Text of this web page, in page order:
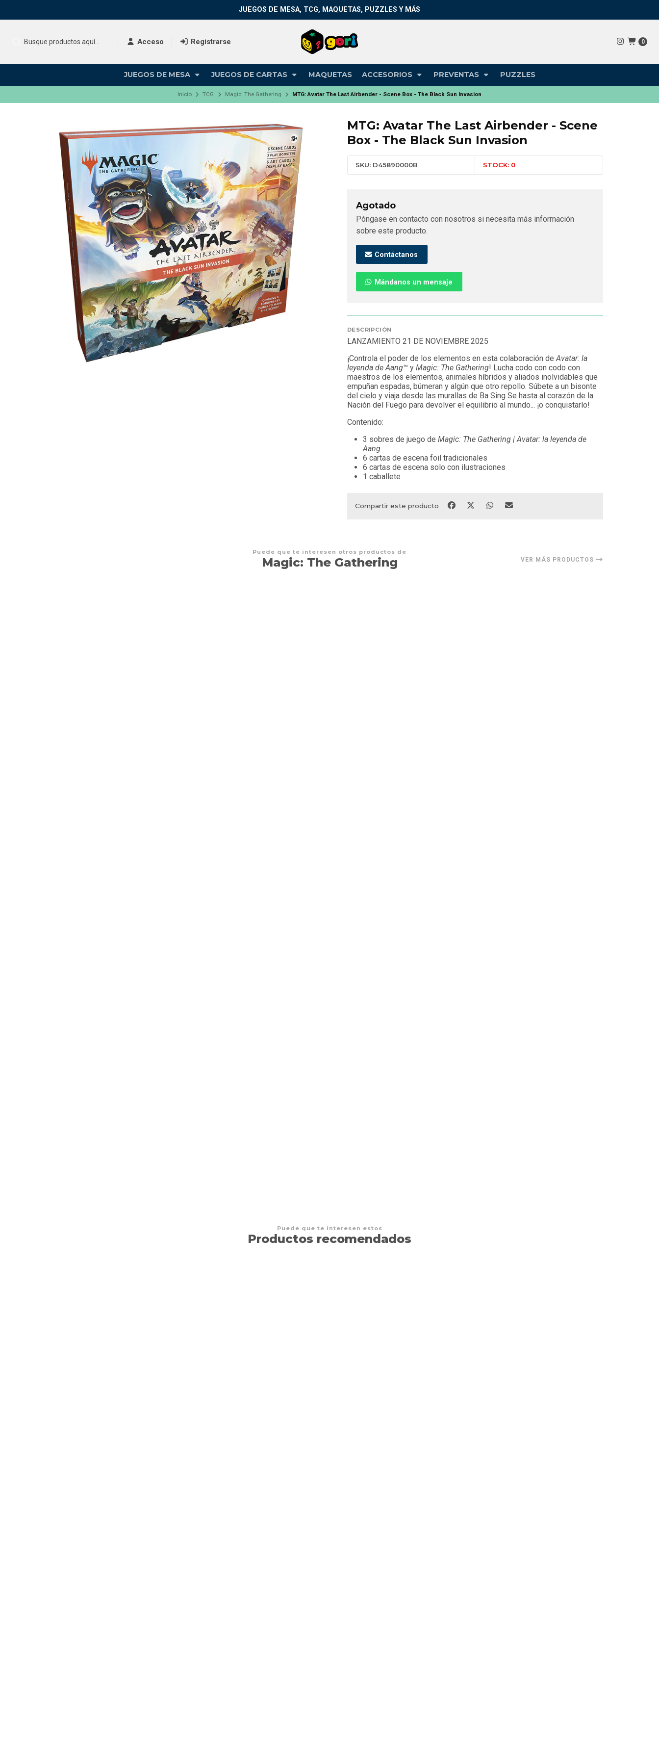
Acceso Registrarse 0
JUEGOS DE MESA JUEGOS DE CARTAS MAQUETAS ACCESORIOS PREVENTAS PUZZLES
JUEGOS DE MESA, TCG, MAQUETAS, PUZZLES Y MÁS
Inicio TCG Magic: The Gathering MTG: Avatar The Last Airbender - Scene Box - The Black Sun Invasion
MTG: Avatar The Last Airbender - Scene
Box - The Black Sun Invasion
SKU: D45890000B STOCK: 0
Agotado
Póngase en contacto con nosotros si necesita más información
sobre este producto.
Contáctanos
Mándanos un mensaje
DESCRIPCIÓN
LANZAMIENTO 21 DE NOVIEMBRE 2025
¡Controla el poder de los elementos en esta colaboración de Avatar: la
leyenda de Aang™ y Magic: The Gathering! Lucha codo con codo con
maestros de los elementos, animales híbridos y aliados inolvidables que
empuñan espadas, búmeran y algún que otro repollo. Súbete a un bisonte
del cielo y viaja desde las murallas de Ba Sing Se hasta al corazón de la
Nación del Fuego para devolver el equilibrio al mundo... ¡o conquistarlo!
Contenido:
3 sobres de juego de Magic: The Gathering | Avatar: la leyenda de
Aang
6 cartas de escena foil tradicionales
6 cartas de escena solo con ilustraciones
1 caballete
Compartir este producto
Puede que te interesen otros productos de
Magic: The Gathering VER MÁS PRODUCTOS
Puede que te interesen estos
Productos recomendados